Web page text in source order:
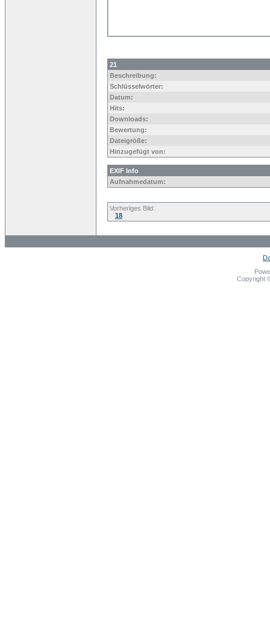
21
Beschreibung:
Schlüsselwörter:
Datum:
Hits:
Downloads:
Bewertung:
Dateigröße:
Hinzugefügt von:
EXIF Info
Aufnahmedatum:
Vorheriges Bild:
18
Copyright